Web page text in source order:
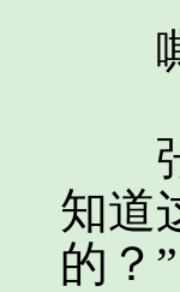
嘶
张
知道
的？”